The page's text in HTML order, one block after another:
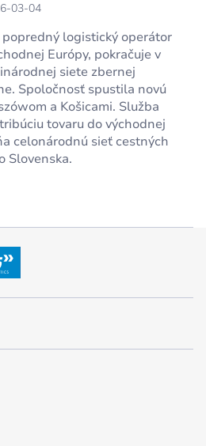
03-04
logistický operátor
Európy, pokračuje v
siete zbernej
Spoločnosť spustila novú
a Košicami. Služba
tovaru do východnej
celonárodnú sieť cestných
Slovenska.